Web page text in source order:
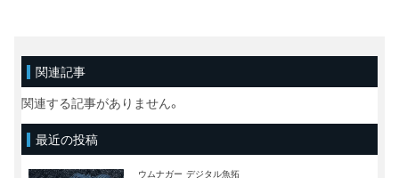
関連記事
関連する記事がありません。
最近の投稿
ウムナガー デジタル魚拓